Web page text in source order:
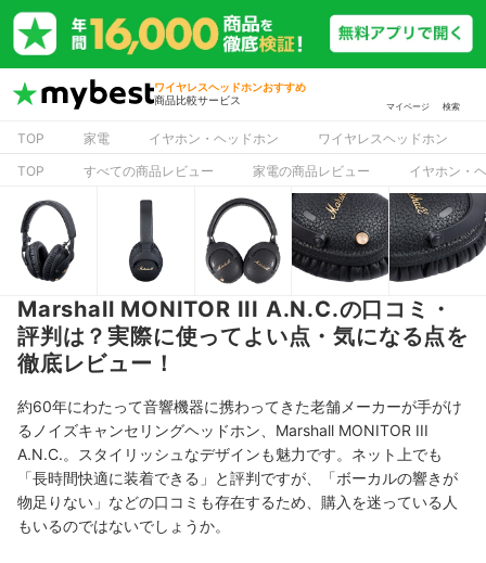
ワイヤレスヘッドホンおすすめ
商品比較サービス
マイページ 検索
TOP 家電 イヤホン・ヘッドホン
ワイヤレスヘッドホン
TOP
すべての商品レビュー 家電の商品レビュー イヤホン・
Marshall MONITOR III A.N.C.の口コミ・
評判は？実際に使ってよい点・気になる点を
徹底レビュー！
約60年にわたって音響機器に携わってきた老舗メーカーが手がけ
るノイズキャンセリングヘッドホン、Marshall MONITOR III
A.N.C.。スタイリッシュなデザインも魅力です。ネット上でも
「長時間快適に装着できる」と評判ですが、「ボーカルの響きが
物足りない」などの口コミも存在するため、購入を迷っている人
もいるのではないでしょうか。